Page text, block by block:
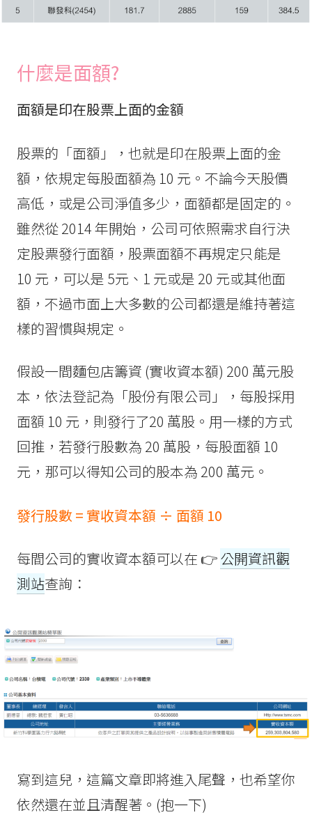
什麼是面額?
面額是印在股票上面的金額
股票的「面額」，也就是印在股票上面的金
額，依規定每股面額為 10 元。不論今天股價
高低，或是公司淨值多少，面額都是固定的。
雖然從 2014 年開始，公司可依照需求自行決
定股票發行面額，股票面額不再規定只能是
10 元，可以是 5元、1 元或是 20 元或其他面
額，不過市面上大多數的公司都還是維持著這
樣的習慣與規定。
假設一間麵包店籌資 (實收資本額) 200 萬元股
本，依法登記為「股份有限公司」，每股採用
面額 10 元，則發行了20 萬股。用一樣的方式
回推，若發行股數為 20 萬股，每股面額 10
元，那可以得知公司的股本為 200 萬元。
發行股數 = 實收資本額 ÷ 面額 10
每間公司的實收資本額可以在 👉公開資訊觀
測站查詢：
寫到這兒，這篇文章即將進入尾聲，也希望你
依然還在並且清醒著。(抱一下)